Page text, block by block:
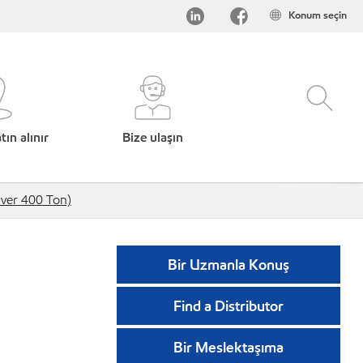
Konum seçin
alınır Bize ulaşın
400 Ton)
Bir Uzmanla Konuş
Find a Distributor
Bir Meslektaşıma